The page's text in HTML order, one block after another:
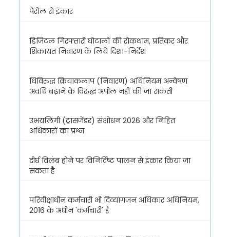
पैरोल से इंकार
डिजिटल गिरफ्तारी घोटालों की रोकथाम, प्रतिकर और
शिकायत निवारण के लिये दिशा-निर्देश
धिविरुद्ध क्रियाकलाप (निवारण) अधिनियम अन्वेषण
अवधि बढ़ाने के विरुद्ध अपील नहीं की जा सकती
उभयलिंगी (ट्रांसजेंडर) संशोधन 2026 और निहित
अधिकारों का प्रश्न
दीर्घ विलंब होने पर विनिर्दिष्ट पालन से इंकार किया जा
सकता है
परिवीक्षाधीन कर्मचारी भी दिव्यांगजन अधिकार अधिनियम,
2016 के अधीन 'कर्मचारी' है